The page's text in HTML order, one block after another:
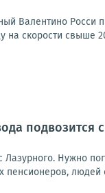
Валентино
на скорости свыше
Нужно
пенсионеров, людей